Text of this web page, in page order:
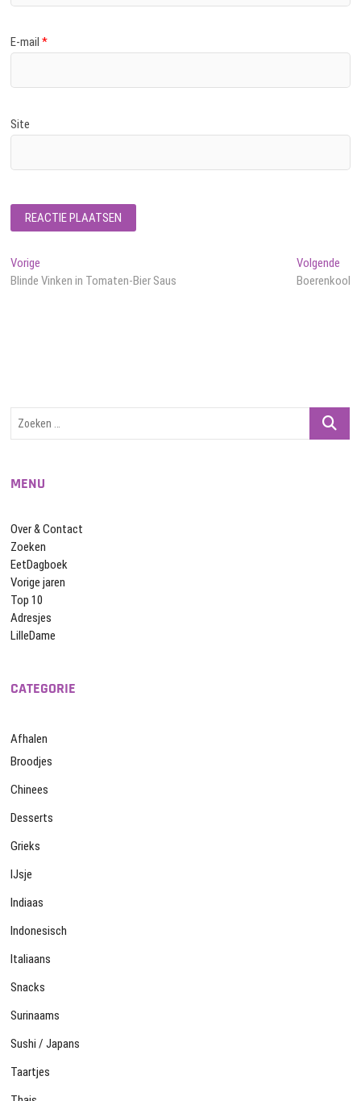
E-mail*
Site
Bericht
navigatie
Vorige
bericht:
Blinde Vinken in Tomaten-Bier Saus
Volgende
Boerenkool
Zoeken
MENU
Over & Contact
Zoeken
EetDagboek
Vorige jaren
Top 10
Adresjes
LilleDame
CATEGORIE
Afhalen
Broodjes
Chinees
Desserts
Grieks
IJsje
Indiaas
Indonesisch
Italiaans
Snacks
Surinaams
Sushi / Japans
Taartjes